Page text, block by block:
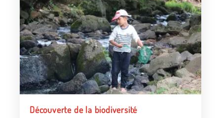
Découverte de la biodiversité